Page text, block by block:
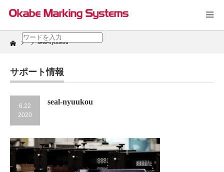
Home seal-nyuukou
サポート情報
6.22
2020
seal-nyuukou